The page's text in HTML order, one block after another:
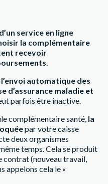
service en ligne
la complémentaire
recevoir
l’envoi automatique des
d’assurance maladie et
parfois être inactive.
complémentaire santé, la
par votre caisse
deux organismes
temps. Cela se produit
contrat (nouveau travail,
appelons cela le «